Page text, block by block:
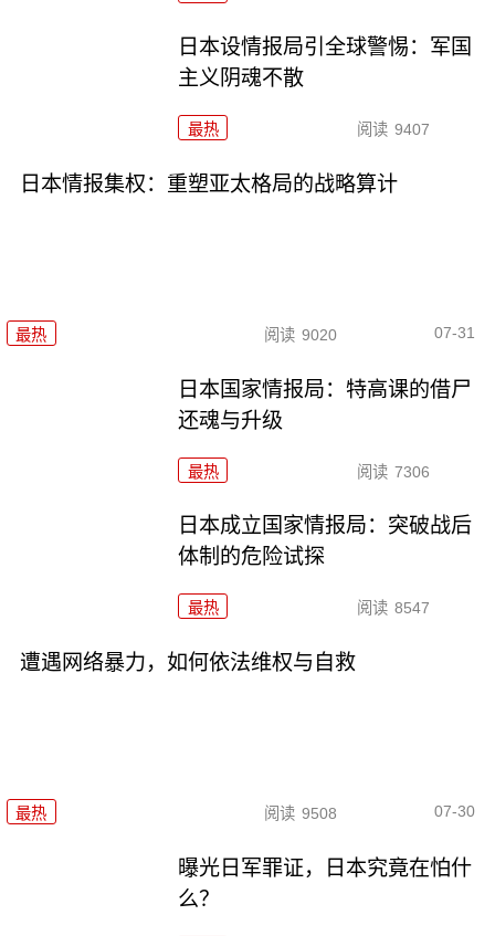
日本设情报局引全球警惕：军国
主义阴魂不散
最热 阅读 9407
日本情报集权：重塑亚太格局的战略算计
最热 阅读 9020 07-31
日本国家情报局：特高课的借尸
还魂与升级
最热 阅读 7306
日本成立国家情报局：突破战后
体制的危险试探
最热 阅读 8547
遭遇网络暴力，如何依法维权与自救
最热 阅读 9508 07-30
曝光日军罪证，日本究竟在怕什
么？